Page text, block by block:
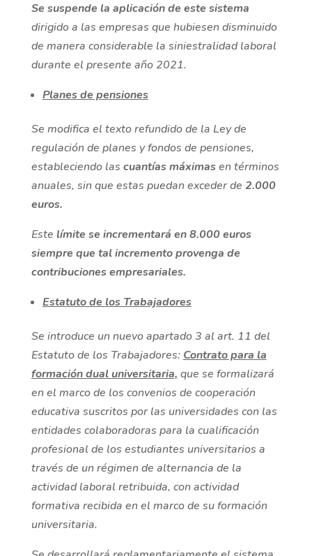
Se suspende la aplicación de este sistema
dirigido a las empresas que hubiesen disminuido
de manera considerable la siniestralidad laboral
durante el presente año 2021.
Planes de pensiones
Se modifica el texto refundido de la Ley de
regulación de planes y fondos de pensiones,
estableciendo las cuantías máximasen términos
anuales, sin que estas puedan exceder de 2.000
euros.
Este límite se incrementará en 8.000 euros
siempre que tal incremento provenga de
contribuciones empresariales.
Estatuto de los Trabajadores
Se introduce un nuevo apartado 3 al art. 11 del
Estatuto de los Trabajadores: Contrato para la
formación dual universitaria, que se formalizará
en el marco de los convenios de cooperación
educativa suscritos por las universidades con las
entidades colaboradoras para la cualificación
profesional de los estudiantes universitarios a
través de un régimen de alternancia de la
actividad laboral retribuida, con actividad
formativa recibida en el marco de su formación
universitaria.